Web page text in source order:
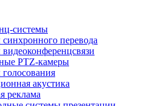
системы
перевода
PTZ-камеры
акустика
реклама